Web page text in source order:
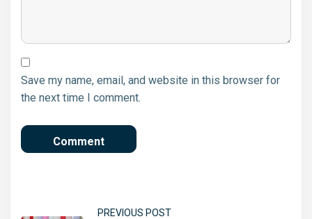
Save my name, email, and website in this browser for
the next time I comment.
PREVIOUS POST